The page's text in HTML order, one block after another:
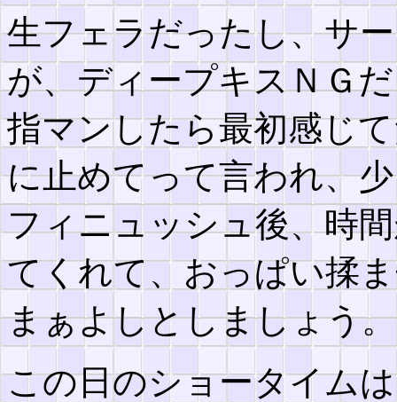
生フェラだったし、サ
が、ディープキスＮＧ
指マンしたら最初感じ
に止めてって言われ、
フィニュッシュ後、時
てくれて、おっぱい揉
まぁよしとしましょう。
この日のショータイム